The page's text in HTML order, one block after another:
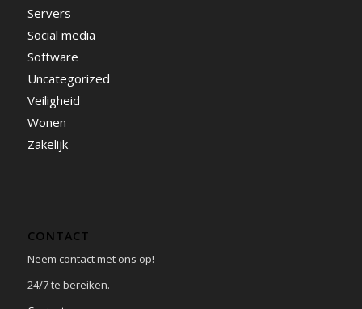
Servers
Social media
Software
Uncategorized
Veiligheid
Wonen
Zakelijk
CONTACT
Neem contact met ons op!
24/7 te bereiken.